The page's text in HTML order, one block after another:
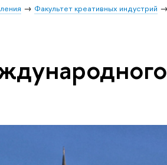
Факультет креативных индустрий